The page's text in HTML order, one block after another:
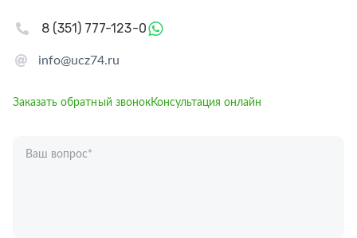
info@ucz74.ru
8 (351) 777-123-0
Заказать обратный звонокКонсультация онлайн
Ваш вопрос*